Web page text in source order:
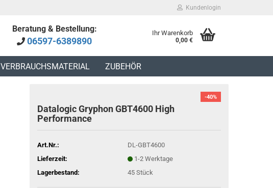
Kundenlogin
Beratung & Bestellung:
06597-6389890
Ihr Warenkorb
0,00 €
VERBRAUCHSMATERIAL ZUBEHÖR
-40%
Datalogic Gryphon GBT4600 High
Performance
Art.Nr.:
DL-GBT4600
Lieferzeit:
1-2 Werktage
Lagerbestand:
45 Stück